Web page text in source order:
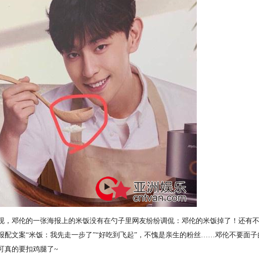
邓伦的一张海报上的米饭没有在勺子里网友纷纷调侃：邓伦的米饭掉了！还有
配文案“米饭：我先走一步了”“好吃到飞起”，不愧是亲生的粉丝……邓伦不要面子
真的要扣鸡腿了~